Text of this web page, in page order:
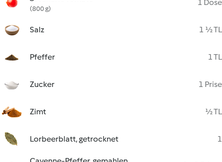
(800 g)
1 Dose
Salz 1 ½ TL
Pfeffer 1 TL
Zucker 1 Prise
Zimt ½ TL
Lorbeerblatt, getrocknet 1